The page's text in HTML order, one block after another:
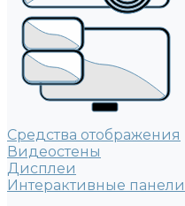
Средства отображения
Видеостены
Дисплеи
Интерактивные панели